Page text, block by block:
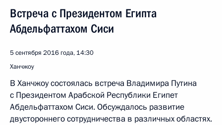
Встреча с Президентом Египта
Абдельфаттахом Сиси
5 сентября 2016 года, 14:30
Ханчжоу
В Ханчжоу состоялась встреча Владимира Путина
с Президентом Арабской Республики Египет
Абдельфаттахом Сиси. Обсуждалось развитие
двустороннего сотрудничества в различных областях.